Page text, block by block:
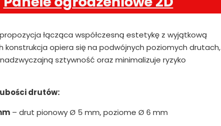
łącząca współczesną estetykę z wyjątkową
konstrukcja opiera się na podwójnych poziomych drutach,
sztywność oraz minimalizuje ryzyko
drutów:
– drut pionowy Ø 5 mm, poziome Ø 6 mm